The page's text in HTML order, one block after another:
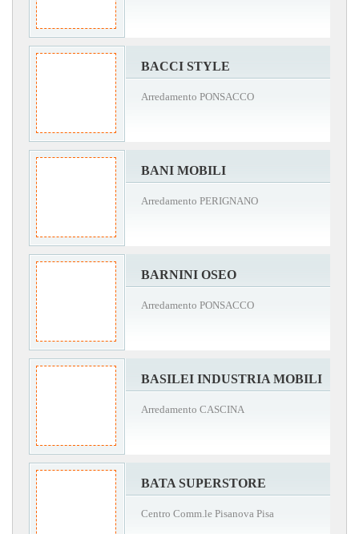
BACCI STYLE
Arredamento PONSACCO
BANI MOBILI
Arredamento PERIGNANO
BARNINI OSEO
Arredamento PONSACCO
BASILEI INDUSTRIA MOBILI
Arredamento CASCINA
BATA SUPERSTORE
Centro Comm.le Pisanova Pisa